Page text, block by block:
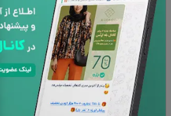
FREE
افزودن به سبد خرید
پشتیبانی 24 ساعته